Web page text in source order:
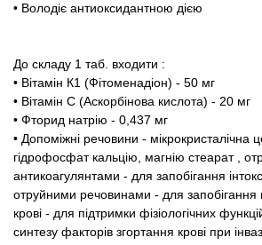
• Володіє антиоксидантною дією
До складу 1 таб. входити :
• Вітамін К1 (Фітоменадіон) - 50 мг
• Вітамін C (Аскорбінова кислота) - 20 мг
• Фторид натрію - 0,437 мг
• Допоміжні речовини - мікрокристалічна
гідрофосфат кальцію, магнію стеарат
,
антикоагулянтами - для запобігання
отруйними речовинами - для запобігання
крові - для підтримки фізіологічних
синтезу факторів згортання крові при
Популярні зоотоварі
Архів / Знято з виробництва